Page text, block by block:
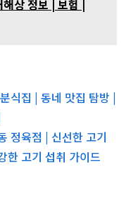
상 정보 | 보험 |
식집 | 동네 맛집 탐방 |
정육점 | 신선한 고기
한 고기 섭취 가이드